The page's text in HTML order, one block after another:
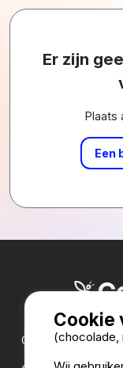
Er zijn
Plaats
Een
Onze partners:
Cookie
(chocolade,